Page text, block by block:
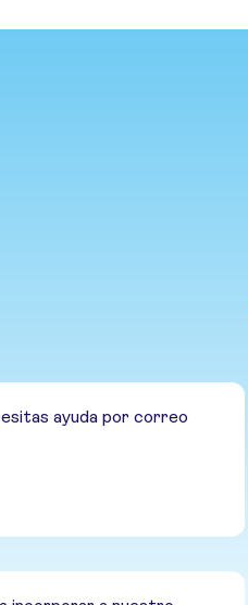
ayuda por correo